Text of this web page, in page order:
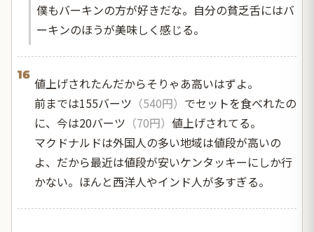
僕もバーキンの方が好きだな。自分の貧乏舌にはバ
ーキンのほうが美味しく感じる。
16
値上げされたんだからそりゃあ高いはずよ。
前までは155バーツ （540円） でセットを食べれたの
に、今は20バーツ （70円） 値上げされてる。
マクドナルドは外国人の多い地域は値段が高いの
よ、だから最近は値段が安いケンタッキーにしか行
かない。ほんと西洋人やインド人が多すぎる。